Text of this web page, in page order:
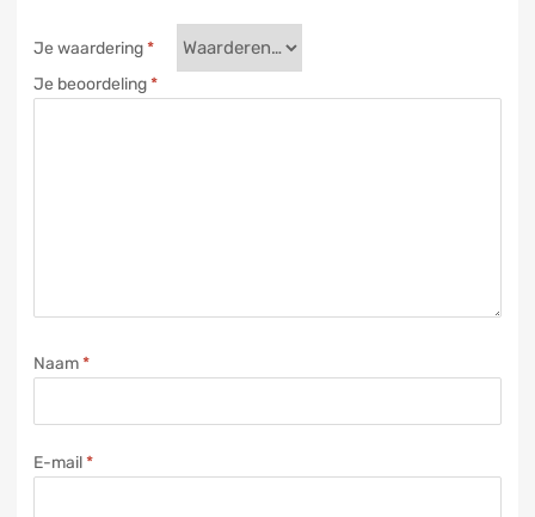
Je waardering*
Je beoordeling*
Naam*
E-mail*